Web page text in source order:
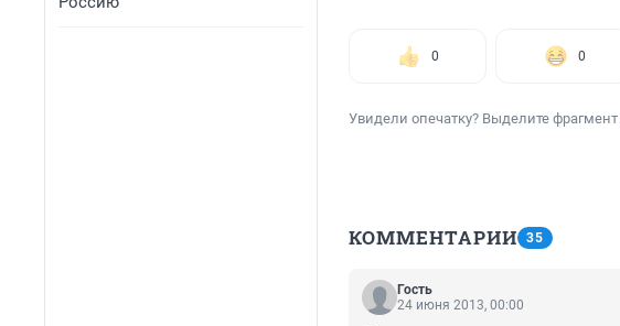
0 0
Увидели опечатку? Выделите
КОММЕНТАРИИ 35
Гость
24 июня 2013, 00:00